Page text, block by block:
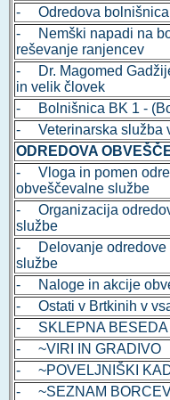
- Odredova bolnišnica
- Nemški napadi na
reševanje ranjencev
- Dr. Magomed
in velik človek
- Bolnišnica BK 1 -
- Veterinarska služba
ODREDOVA
- Vloga in pomen
obveščevalne službe
- Organizacija
službe
- Delovanje odredove
službe
- Naloge in akcije
- Ostati v Brtkinih v
- SKLEPNA BESEDA
- ~VIRI IN GRADIVO
- ~POVELJNIŠKI
- ~SEZNAM